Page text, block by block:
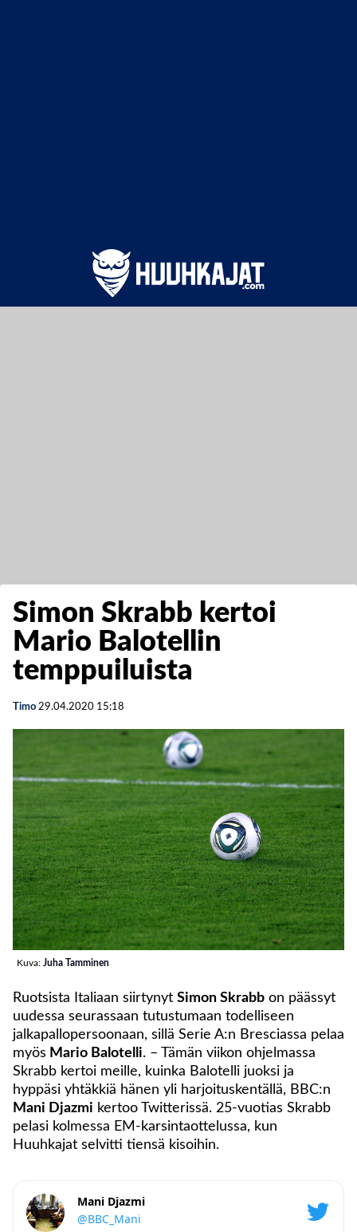
Simon Skrabb kertoi
Mario Balotellin
temppuiluista
Timo 29.04.2020 15:18
Kuva: Juha Tamminen
Ruotsista Italiaan siirtynyt Simon Skrabb on päässyt
uudessa seurassaan tutustumaan todelliseen
jalkapallopersoonaan, sillä Serie A:n Bresciassa pelaa
myös Mario Balotelli. – Tämän viikon ohjelmassa
Skrabb kertoi meille, kuinka Balotelli juoksi ja
hyppäsi yhtäkkiä hänen yli harjoituskentällä, BBC:n
Mani Djazmi kertoo Twitterissä. 25-vuotias Skrabb
pelasi kolmessa EM-karsintaottelussa, kun
Huuhkajat selvitti tiensä kisoihin.
Mani Djazmi
@BBC_Mani